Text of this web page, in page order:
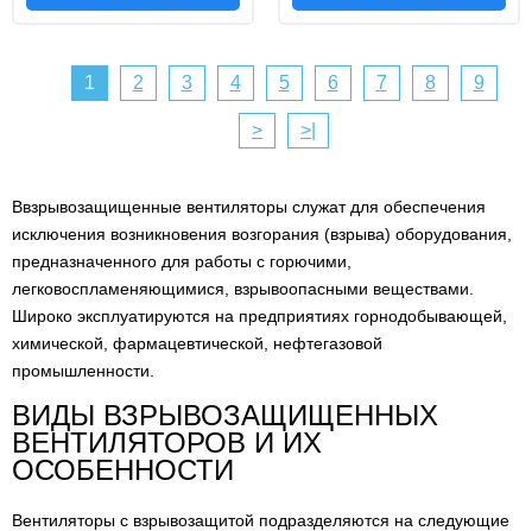
1 2 3 4 5 6 7 8 9
> >|
Ввзрывозащищенные вентиляторы служат для обеспечения
исключения возникновения возгорания (взрыва) оборудования,
предназначенного для работы с горючими,
легковоспламеняющимися, взрывоопасными веществами.
Широко эксплуатируются на предприятиях горнодобывающей,
химической, фармацевтической, нефтегазовой
промышленности.
ВИДЫ ВЗРЫВОЗАЩИЩЕННЫХ
ВЕНТИЛЯТОРОВ И ИХ
ОСОБЕННОСТИ
Вентиляторы с взрывозащитой подразделяются на следующие